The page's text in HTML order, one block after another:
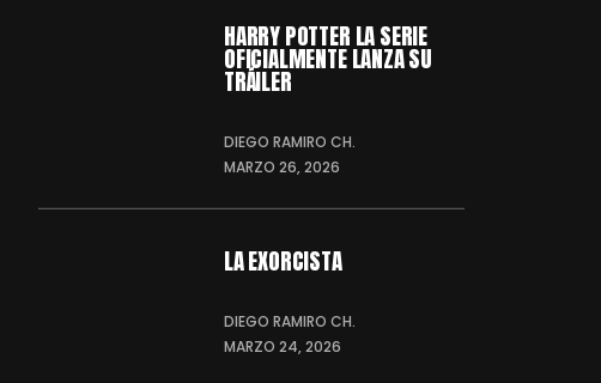
HARRY POTTER LA SERIE
OFICIALMENTE LANZA SU
TRÁILER
DIEGO RAMIRO CH.
MARZO 26, 2026
LA EXORCISTA
DIEGO RAMIRO CH.
MARZO 24, 2026